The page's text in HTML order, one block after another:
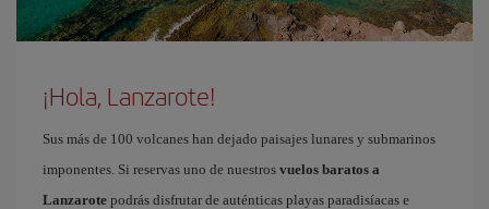
¡Hola, Lanzarote!
Sus más de 100 volcanes han dejado paisajes lunares y submarinos
imponentes. Si reservas uno de nuestros vuelos baratos a
Lanzarote podrás disfrutar de auténticas playas paradisíacas e